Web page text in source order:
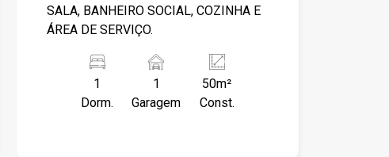
SALA, BANHEIRO SOCIAL, COZINHA E
ÁREA DE SERVIÇO.
1
Dorm.
1
Garagem
50m²
Const.